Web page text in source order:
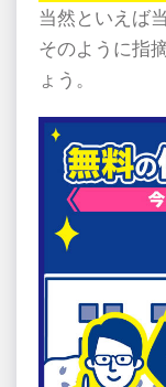
当然といえば
そのように指
ょう。